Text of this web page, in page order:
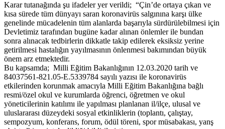
Karar tutanağında şu ifadeler yer verildi; “Çin’de ortaya çıkan ve
kısa sürede tüm dünyayı saran koronavirüs salgınına karşı ülke
genelinde mücadelenin tüm alanlarda başarıyla sürdürülebilmesi için
Devletimiz tarafından bugüne kadar alınan önlemler ile bundan
sonra alınacak tedbirlerin dikkatle takip edilerek eksiksiz yerine
getirilmesi hastalığın yayılmasının önlenmesi bakımından büyük
önem arz etmektedir.
Bu kapsamda; Milli Eğitim Bakanlığının 12.03.2020 tarih ve
84037561-821.05-E.5339784 sayılı yazısı ile koronavirüs
etkilerinden korunmak amacıyla Milli Eğitim Bakanlığına bağlı
resmi/özel okul ve kurumlarda öğrenci, öğretmen ve okul
yöneticilerinin katılımı ile yapılması planlanan il/ilçe, ulusal ve
uluslararası düzeydeki sosyal etkinliklerin (toplantı, çalıştay,
sempozyum, konferans, forum, ödül töreni, spor müsabakası, yanş